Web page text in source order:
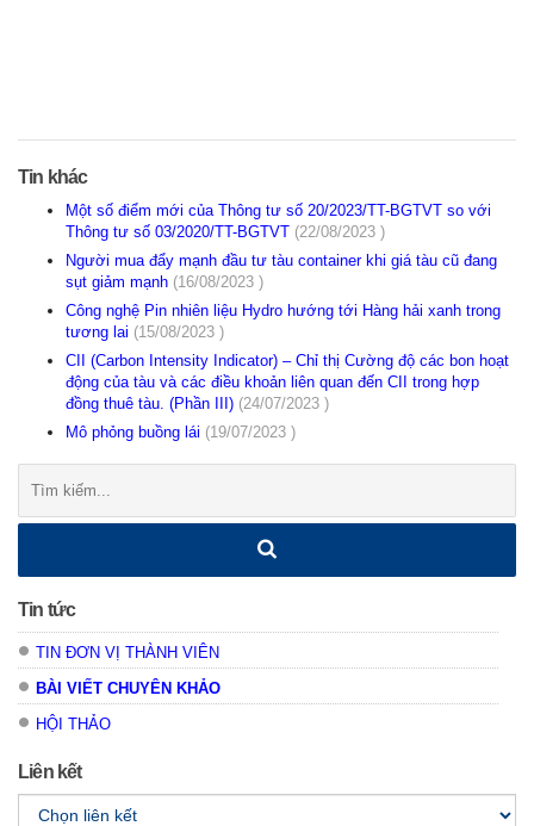
Tin khác
Một số điểm mới của Thông tư số 20/2023/TT-BGTVT so với
Thông tư số 03/2020/TT-BGTVT (22/08/2023 )
Người mua đẩy mạnh đầu tư tàu container khi giá tàu cũ đang
sụt giảm mạnh (16/08/2023 )
Công nghệ Pin nhiên liệu Hydro hướng tới Hàng hải xanh trong
tương lai (15/08/2023 )
CII (Carbon Intensity Indicator) – Chỉ thị Cường độ các bon hoạt
động của tàu và các điều khoản liên quan đến CII trong hợp
đồng thuê tàu. (Phần III) (24/07/2023 )
Mô phỏng buồng lái (19/07/2023 )
kiếm:
Tin tức
TIN ĐƠN VỊ THÀNH VIÊN
BÀI VIẾT CHUYÊN KHẢO
HỘI THẢO
Liên kết